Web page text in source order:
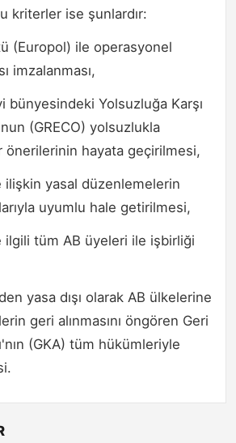
kriterler ise şunlardır:
(Europol) ile operasyonel
imzalanması,
bünyesindeki Yolsuzluğa Karşı
(GRECO) yolsuzlukla
önerilerinin hayata geçirilmesi,
yasal düzenlemelerin
uyumlu hale getirilmesi,
tüm AB üyeleri ile işbirliği
yasa dışı olarak AB ülkelerine
geri alınmasını öngören Geri
(GKA) tüm hükümleriyle